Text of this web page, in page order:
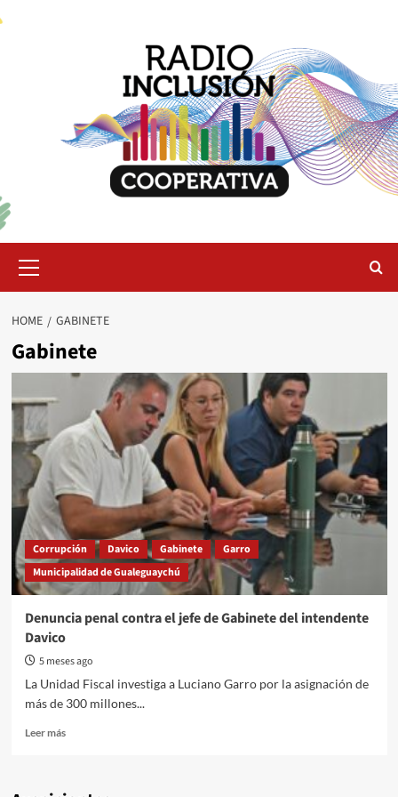
Menu
HOME GABINETE
Gabinete
Corrupción Davico Gabinete
Garro
Municipalidad de Gualeguaychú
Denuncia penal contra el jefe de Gabinete del intendente
Davico
5 meses ago
La Unidad Fiscal investiga a Luciano Garro por la asignación de
más de 300 millones...
Leer másRead